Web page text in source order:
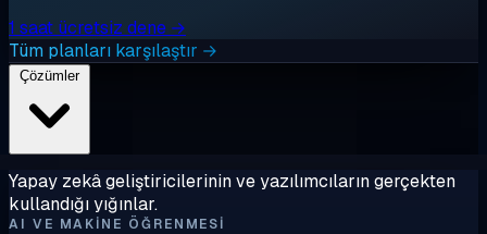
1 saat ücretsiz dene →
Tüm planları karşılaştır →
Çözümler
Yapay zekâ geliştiricilerinin ve yazılımcıların gerçekten
kullandığı yığınlar.
AI VE MAKINE ÖĞRENMESI